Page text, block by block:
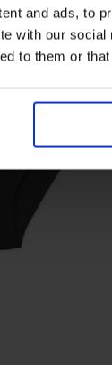
and ads, to
with our
to them or